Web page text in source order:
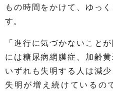
もの時間をかけて、ゆっ
す。
「進行に気づかないこと
には糖尿病網膜症、加齢
いずれも失明する人は減
失明が増え続けているの